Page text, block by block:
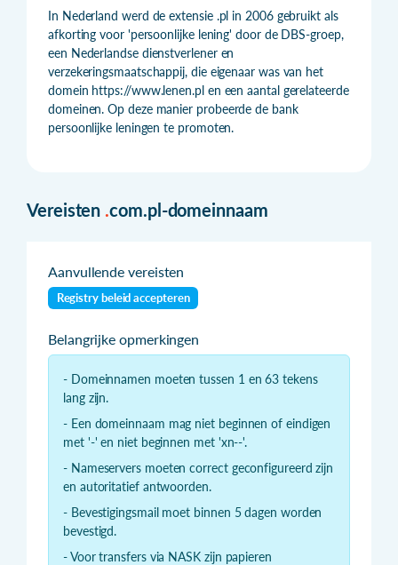
In Nederland werd de extensie .pl in 2006 gebruikt als
afkorting voor 'persoonlijke lening' door de DBS-groep,
een Nederlandse dienstverlener en
verzekeringsmaatschappij, die eigenaar was van het
domein https://www.lenen.pl en een aantal gerelateerde
domeinen. Op deze manier probeerde de bank
persoonlijke leningen te promoten.
Vereisten .com.pl-domeinnaam
Aanvullende vereisten
Registry beleid accepteren
Belangrijke opmerkingen
- Domeinnamen moeten tussen 1 en 63 tekens
lang zijn.
- Een domeinnaam mag niet beginnen of eindigen
met '-' en niet beginnen met 'xn--'.
- Nameservers moeten correct geconfigureerd zijn
en autoritatief antwoorden.
- Bevestigingsmail moet binnen 5 dagen worden
bevestigd.
- Voor transfers via NASK zijn papieren